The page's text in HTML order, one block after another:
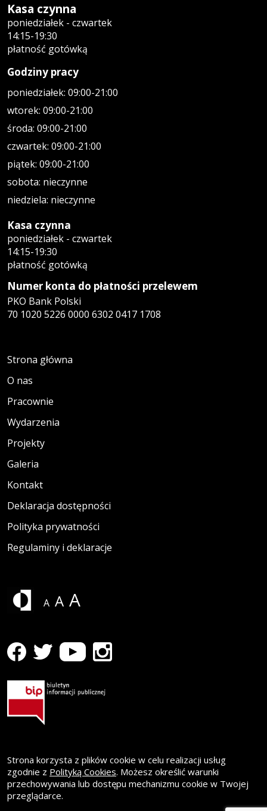
Kasa czynna
poniedziałek - czwartek
14:15-19:30
płatność gotówką
Godziny pracy
poniedziałek: 09:00-21:00
wtorek: 09:00-21:00
środa: 09:00-21:00
czwartek: 09:00-21:00
piątek: 09:00-21:00
sobota: nieczynne
niedziela: nieczynne
Kasa czynna
poniedziałek - czwartek
14:15-19:30
płatność gotówką
Numer konta do płatności przelewem
PKO Bank Polski
70 1020 5226 0000 6302 0417 1708
Strona główna
O nas
Pracownie
Wydarzenia
Projekty
Galeria
Kontakt
Deklaracja dostępności
Polityka prywatności
Regulaminy i deklaracje
A A A
profil WK Formaty na Facebooku
Strona otwiera się w nowym oknie
profil WK Formaty na Twitterze
Strona otwiera się w nowym oknie
profil WK Formaty na Youtube
Strona otwiera się w nowym oknie
profil WK Formaty na Instagramie
Strona otwiera się w nowym oknie
Strona korzysta z plików cookie w celu realizacji usług
zgodnie z Polityką Cookies. Możesz określić warunki
przechowywania lub dostępu mechanizmu cookie w Twojej
przeglądarce.